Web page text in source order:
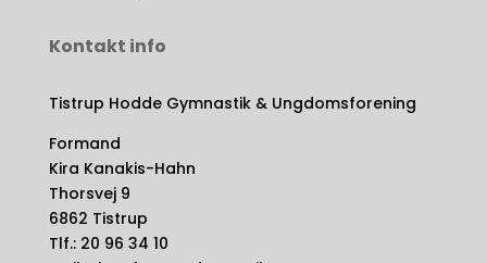
Kontakt info
Tistrup Hodde Gymnastik & Ungdomsforening
Formand
Kira Kanakis-Hahn
Thorsvej 9
6862 Tistrup
Tlf.: 20 96 34 10